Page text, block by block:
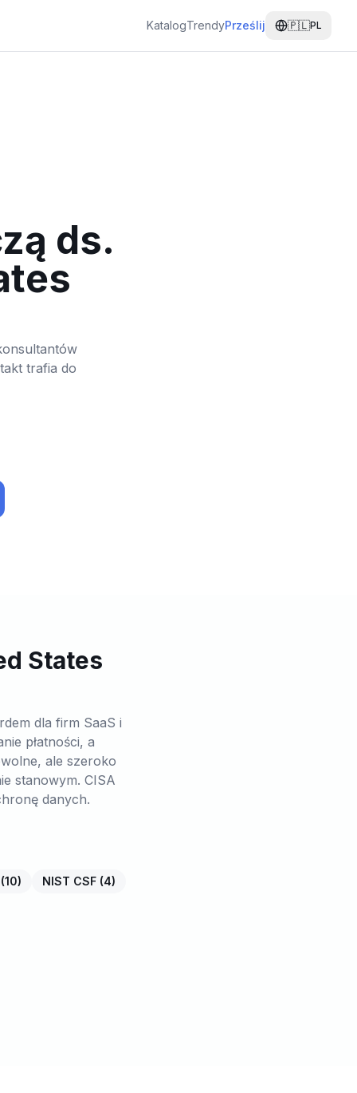
KatalogTrendyPrześlij 🇵🇱PL
ds.
trafia do
States
dla firm SaaS i
płatności, a
ale szeroko
stanowym. CISA
danych.
(10) NIST CSF (4)